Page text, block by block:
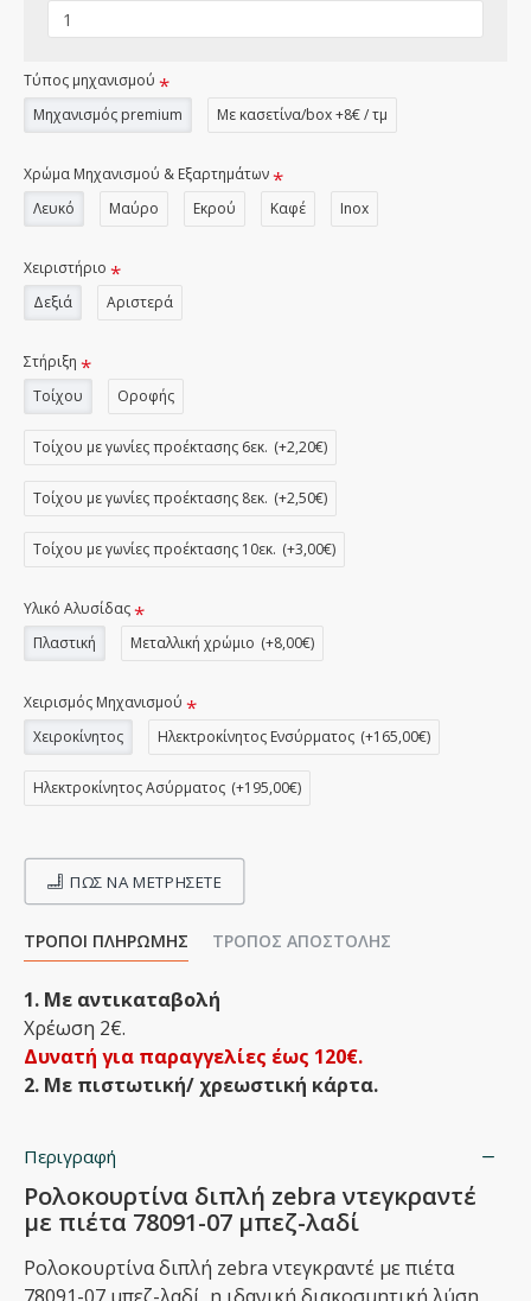
Τύπος μηχανισμού
Μηχανισμός premium
Με κασετίνα/box +8€ / τμ
Χρώμα Μηχανισμού & Εξαρτημάτων
Λευκό
Μαύρο Εκρού Καφέ Inox
Χειριστήριο
Δεξιά
Αριστερά
Στήριξη
Τοίχου
Οροφής
Τοίχου με γωνίες προέκτασης 6εκ. (+2,20€)
Τοίχου με γωνίες προέκτασης 8εκ. (+2,50€)
Τοίχου με γωνίες προέκτασης 10εκ. (+3,00€)
Υλικό Αλυσίδας
Πλαστική
Μεταλλική χρώμιο (+8,00€)
Χειρισμός Μηχανισμού
Χειροκίνητος
Ηλεκτροκίνητος Ενσύρματος (+165,00€)
Ηλεκτροκίνητος Ασύρματος (+195,00€)
ΠΩΣ ΝΑ ΜΕΤΡΉΣΕΤΕ
ΤΡΌΠΟΙ ΠΛΗΡΩΜΉΣ ΤΡΌΠΟΣ ΑΠΟΣΤΟΛΉΣ
1. Με αντικαταβολή
Χρέωση 2€.
Δυνατή για παραγγελίες έως 120€.
2. Με πιστωτική/ χρεωστική κάρτα.
Περιγραφή
Ρολοκουρτίνα διπλή zebra ντεγκραντέ
με πιέτα 78091-07 μπεζ-λαδί
Ρολοκουρτίνα διπλή zebra ντεγκραντέ με πιέτα